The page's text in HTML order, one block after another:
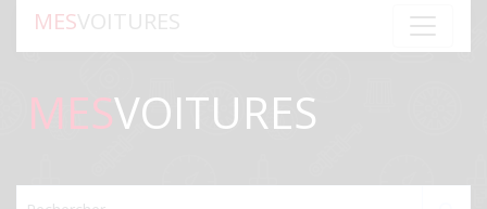
MESVOITURES
MESVOITURES